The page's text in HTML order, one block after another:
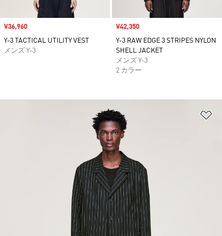
セール価格
¥36,960
Y-3 TACTICAL UTILITY VEST
メンズ Y-3
セール価格
¥42,350
Y-3 RAW EDGE 3 STRIPES NYLON
SHELL JACKET
メンズ Y-3
2 カラー